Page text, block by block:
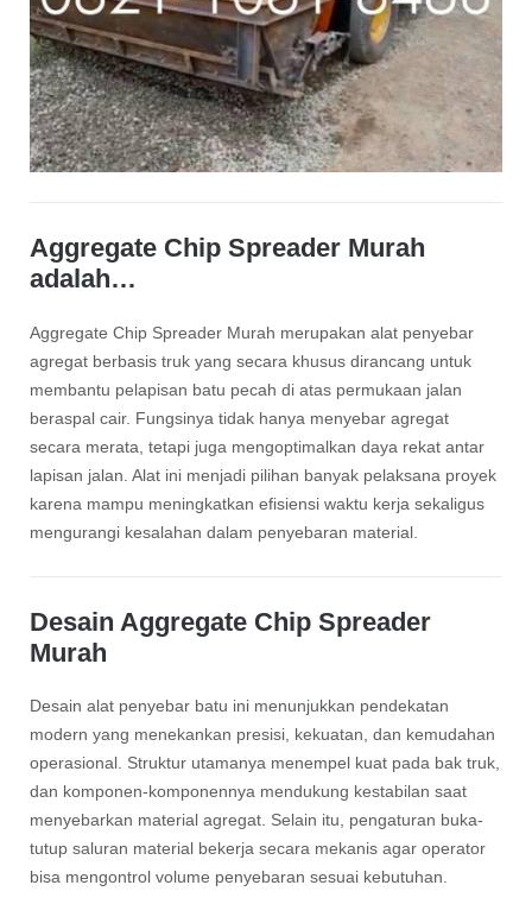
Aggregate Chip Spreader Murah
adalah…
Aggregate Chip Spreader Murah merupakan alat penyebar
agregat berbasis truk yang secara khusus dirancang untuk
membantu pelapisan batu pecah di atas permukaan jalan
beraspal cair. Fungsinya tidak hanya menyebar agregat
secara merata, tetapi juga mengoptimalkan daya rekat antar
lapisan jalan. Alat ini menjadi pilihan banyak pelaksana proyek
karena mampu meningkatkan efisiensi waktu kerja sekaligus
mengurangi kesalahan dalam penyebaran material.
Desain Aggregate Chip Spreader
Murah
Desain alat penyebar batu ini menunjukkan pendekatan
modern yang menekankan presisi, kekuatan, dan kemudahan
operasional. Struktur utamanya menempel kuat pada bak truk,
dan komponen-komponennya mendukung kestabilan saat
menyebarkan material agregat. Selain itu, pengaturan buka-
tutup saluran material bekerja secara mekanis agar operator
bisa mengontrol volume penyebaran sesuai kebutuhan.